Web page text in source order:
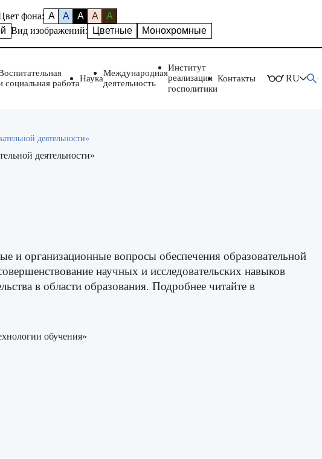
фона: A A A A
A
Вид изображений: Цветные Монохромные
социальная работаНаука
Международная
деятельность
Институт
реализации
госполитики
Контакты RU
деятельности»
деятельности»
и организационные вопросы обеспечения образовательной
научных и исследовательских навыков
в области образования. Подробнее читайте в
обучения»